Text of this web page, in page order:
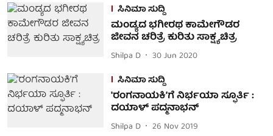
ಸಿನಿಮಾ ಸುದ್ದಿ
ಮಂಡ್ಯದ ಭಗೀರಥ ಕಾಮೇಗೌಡರ
ಜೀವನ ಚರಿತ್ರೆ ಕುರಿತು ಸಾಕ್ಷ್ಯಚಿತ್ರ
Shilpa D
30 Jun 2020
ಸಿನಿಮಾ ಸುದ್ದಿ
'ರಂಗನಾಯಕಿ’ಗೆ ನಿರ್ಭಯಾ ಸ್ಫೂರ್ತಿ :
ದಯಾಳ್ ಪದ್ಮನಾಭನ್
Shilpa D
26 Nov 2019